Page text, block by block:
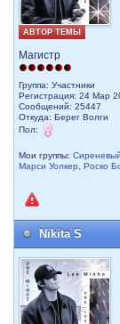
АВТОР ТЕМЫ
Магистр
Группа: Участники
Регистрация: 24 Мар
Сообщений: 25447
Откуда: Берег Волги
Пол:
Мои группы:
Марси Уолкер
,Роско
Nikita S